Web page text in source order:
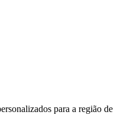
para a região de